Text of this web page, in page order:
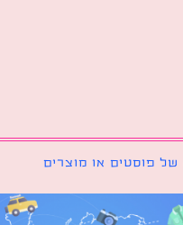
או מוצרים